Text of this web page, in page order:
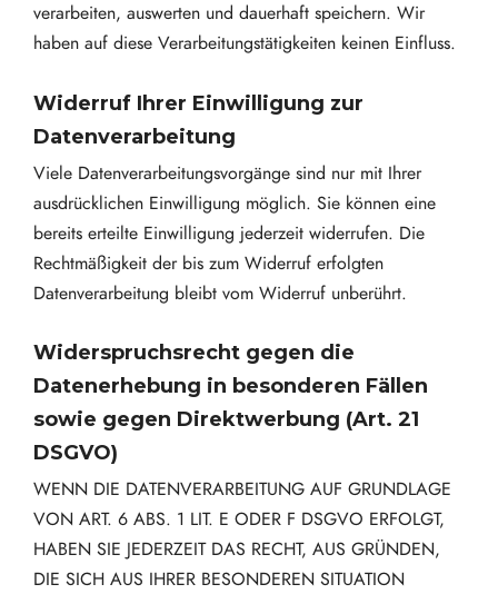
verarbeiten, auswerten und dauerhaft speichern. Wir
haben auf diese Verarbeitungstätigkeiten keinen Einfluss.
Widerruf Ihrer Einwilligung zur
Datenverarbeitung
Viele Datenverarbeitungsvorgänge sind nur mit Ihrer
ausdrücklichen Einwilligung möglich. Sie können eine
bereits erteilte Einwilligung jederzeit widerrufen. Die
Rechtmäßigkeit der bis zum Widerruf erfolgten
Datenverarbeitung bleibt vom Widerruf unberührt.
Widerspruchsrecht gegen die
Datenerhebung in besonderen Fällen
sowie gegen Direktwerbung (Art. 21
DSGVO)
WENN DIE DATENVERARBEITUNG AUF GRUNDLAGE
VON ART. 6 ABS. 1 LIT. E ODER F DSGVO ERFOLGT,
HABEN SIE JEDERZEIT DAS RECHT, AUS GRÜNDEN,
DIE SICH AUS IHRER BESONDEREN SITUATION